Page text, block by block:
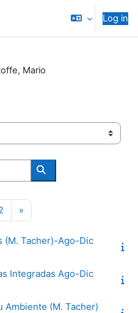
Log in
Mario
Search courses
1 Page 2
»
(M. Tacher)-Ago-Dic
Integradas Ago-Dic
Ambiente (M. Tacher)